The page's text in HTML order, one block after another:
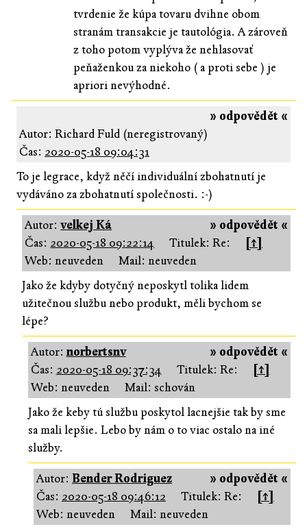
tvrdenie že kúpa tovaru dvihne obom
stranám transakcie je tautológia. A zároveň
z toho potom vyplýva že nehlasovať
peňaženkou za niekoho ( a proti sebe ) je
apriori nevýhodné.
» odpovědět «
Autor: Richard Fuld (neregistrovaný)
Čas: 2020-05-18 09:04:31
To je legrace, když něčí individuální zbohatnutí je
vydáváno za zbohatnutí společnosti. :-)
» odpovědět «
Autor:velkej Ká
Čas: 2020-05-18 09:22:14 Titulek: Re:
[↑]
Web: neuveden
Mail: neuveden
Jako že kdyby dotyčný neposkytl tolika lidem
užitečnou službu nebo produkt, měli bychom se
lépe?
» odpovědět «
Autor:norbertsnv
Čas: 2020-05-18 09:37:34 Titulek: Re:
[↑]
Web: neuveden
Mail: schován
Jako že keby tú službu poskytol lacnejšie tak by sme
sa mali lepšie. Lebo by nám o to viac ostalo na iné
služby.
» odpovědět «
Autor: Bender Rodriguez
Čas: 2020-05-18 09:46:12 Titulek: Re:
[↑]
Web: neuveden
Mail: neuveden